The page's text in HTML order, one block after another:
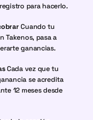
para hacerlo.
Cuando tu
Takenos, pasa a
ganancias.
Cada vez que tu
se acredita
12 meses desde